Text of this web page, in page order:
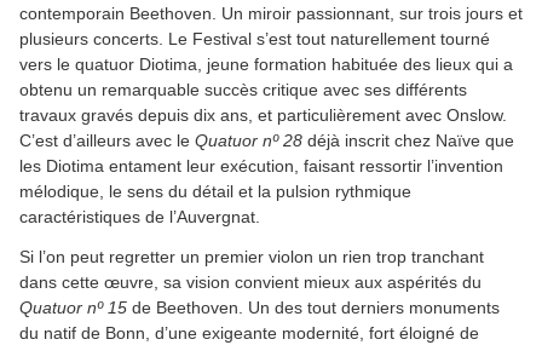
contemporain Beethoven. Un miroir passionnant, sur trois jours et
plusieurs concerts. Le Festival s’est tout naturellement tourné
vers le quatuor Diotima, jeune formation habituée des lieux qui a
obtenu un remarquable succès critique avec ses différents
travaux gravés depuis dix ans, et particulièrement avec Onslow.
C’est d’ailleurs avec le Quatuor nº 28 déjà inscrit chez Naïve que
les Diotima entament leur exécution, faisant ressortir l’invention
mélodique, le sens du détail et la pulsion rythmique
caractéristiques de l’Auvergnat.
Si l’on peut regretter un premier violon un rien trop tranchant
dans cette œuvre, sa vision convient mieux aux aspérités du
Quatuor nº 15 de Beethoven. Un des tout derniers monuments
du natif de Bonn, d’une exigeante modernité, fort éloigné de